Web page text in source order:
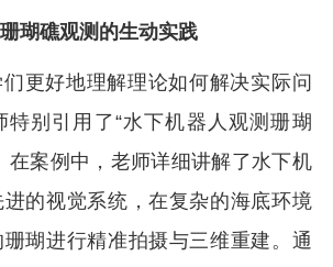
瑚礁观测的生动实践
更好地理解理论如何解决实际问
特别引用了“水下机器人观测珊瑚
在案例中，老师详细讲解了水下机
的视觉系统，在复杂的海底环境
瑚进行精准拍摄与三维重建。通